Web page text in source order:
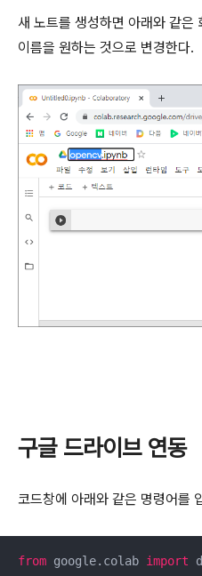
새 노트를 생성하면 아래와 같은
이름을 원하는 것으로 변경한다.
구글 드라이브 연동
코드창에 아래와 같은 명령어를
from google.colab import